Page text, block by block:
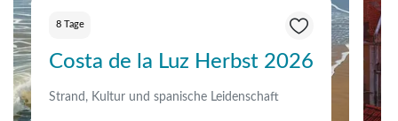
8 Tage
Costa de la Luz Herbst 2026
Strand, Kultur und spanische Leidenschaft